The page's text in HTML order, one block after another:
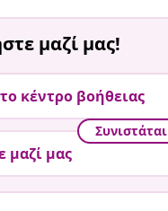
μαζί μας!
κέντρο βοήθειας
Συνιστάται
μαζί μας